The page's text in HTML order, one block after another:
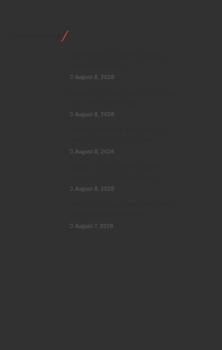
August 8, 2026
August 8, 2026
August 8, 2026
August 8, 2026
August 7, 2026